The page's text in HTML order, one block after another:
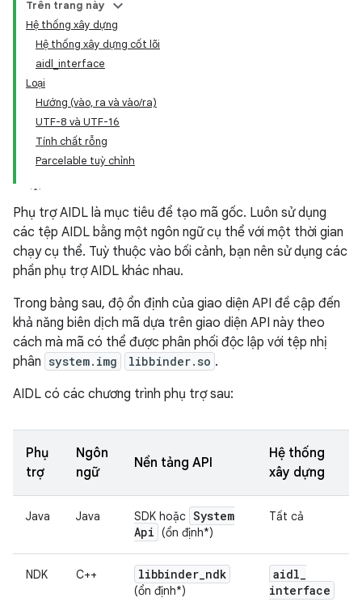
Trên trang này
Hệ thống xây dựng
Hệ thống xây dựng cốt lõi
aidl_interface
Loại
Hướng (vào, ra và vào/ra)
UTF-8 và UTF-16
Tính chất rỗng
Parcelable tuỳ chỉnh
Phụ trợ AIDL là mục tiêu để tạo mã gốc. Luôn sử dụng
các tệp AIDL bằng một ngôn ngữ cụ thể với một thời gian
chạy cụ thể. Tuỳ thuộc vào bối cảnh, bạn nên sử dụng các
phần phụ trợ AIDL khác nhau.
Trong bảng sau, độ ổn định của giao diện API đề cập đến
khả năng biên dịch mã dựa trên giao diện API này theo
cách mà mã có thể được phân phối độc lập với tệp nhị
phân system.img libbinder.so .
AIDL có các chương trình phụ trợ sau:
Phụ
trợ
Ngôn
ngữ
Nền tảng API
Hệ thống
xây dựng
Java Java SDK hoặc System
Api (ổn định*)
Tất cả
NDK C++ libbinder_ndk
(ổn định*)
aidl_
interface